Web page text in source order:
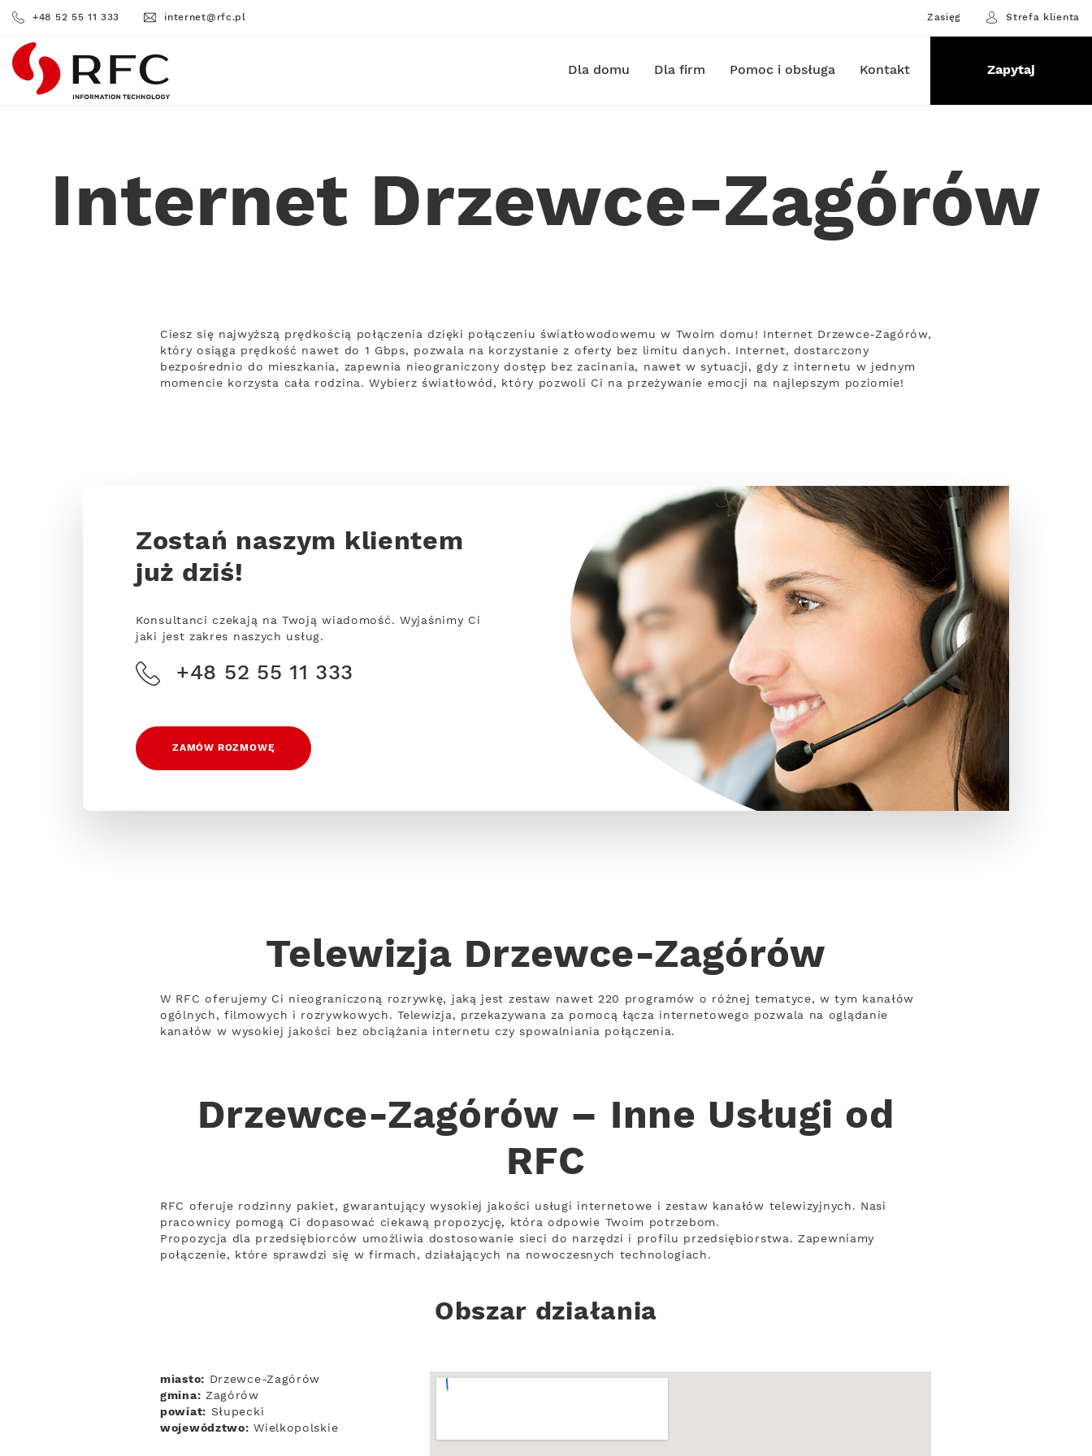
+48 52 55 11 333 internet@rfc.pl Zasięg Strefa klienta
RFC Dla domu Dla firm Pomoc i obsługa Kontakt Zapytaj
Internet Drzewce-Zagórów
Ciesz się najwyższą prędkością połączenia dzięki połączeniu światłowodowemu w Twoim domu! Internet Drzewce-Zagórów,
który osiąga prędkość nawet do 1 Gbps, pozwala na korzystanie z oferty bez limitu danych. Internet, dostarczony
bezpośrednio do mieszkania, zapewnia nieograniczony dostęp bez zacinania, nawet w sytuacji, gdy z internetu w jednym
momencie korzysta cała rodzina. Wybierz światłowód, który pozwoli Ci na przeżywanie emocji na najlepszym poziomie!
Zostań naszym klientem
już dziś!
Konsultanci czekają na Twoją wiadomość. Wyjaśnimy Ci
jaki jest zakres naszych usług.
+48 52 55 11 333
ZAMÓW ROZMOWĘ
Telewizja Drzewce-Zagórów
W RFC oferujemy Ci nieograniczoną rozrywkę, jaką jest zestaw nawet 220 programów o różnej tematyce, w tym kanałów
ogólnych, filmowych i rozrywkowych. Telewizja, przekazywana za pomocą łącza internetowego pozwala na oglądanie
kanałów w wysokiej jakości bez obciążania internetu czy spowalniania połączenia.
Drzewce-Zagórów – Inne Usługi od
RFC
RFC oferuje rodzinny pakiet, gwarantujący wysokiej jakości usługi internetowe i zestaw kanałów telewizyjnych. Nasi
pracownicy pomogą Ci dopasować ciekawą propozycję, która odpowie Twoim potrzebom.
Propozycja dla przedsiębiorców umożliwia dostosowanie sieci do narzędzi i profilu przedsiębiorstwa. Zapewniamy
połączenie, które sprawdzi się w firmach, działających na nowoczesnych technologiach.
Obszar działania
miasto: Drzewce-Zagórów
gmina: Zagórów
powiat: Słupecki
województwo: Wielkopolskie